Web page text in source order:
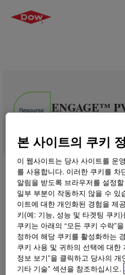
ENGAGE™
무엇입니까ENGAGE™ PV
Elastomer?
본 사이트의 쿠키
이 웹사이트는 당사 사이트를 운
를 사용합니다. 이러한 쿠키를 차
알림을 받도록 브라우저를 설정
일부 부분이 작동하지 않을 수
이트에 대한 개인화된 경험을 제
키(예: 기능, 성능 및 타겟팅 쿠키
쿠키는 아래의 “모든 쿠키 수락”
정하여 해당 쿠키를 활성화하는
쿠키 사용 및 귀하의 선택에 대한
정보 보기”을 클릭하고 당사의 개
기타 기술” 섹션을 참조하십시오.